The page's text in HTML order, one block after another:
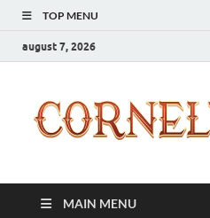
TOP MENU
august 7, 2026
MAIN MENU